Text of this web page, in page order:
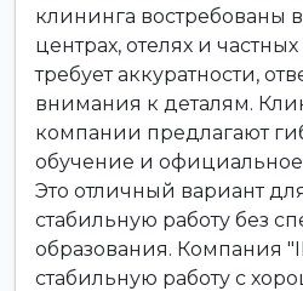
клининга востребованы
центрах, отелях и
требует аккуратности,
внимания к деталям.
компании предлагают
обучение и официальное
Это отличный вариант
стабильную работу без
образования. Компания
стабильную работу с